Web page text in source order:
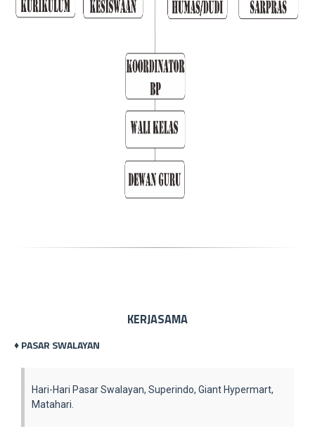
KERJASAMA
♦ PASAR SWALAYAN
Hari-Hari Pasar Swalayan, Superindo, Giant Hypermart,
Matahari.